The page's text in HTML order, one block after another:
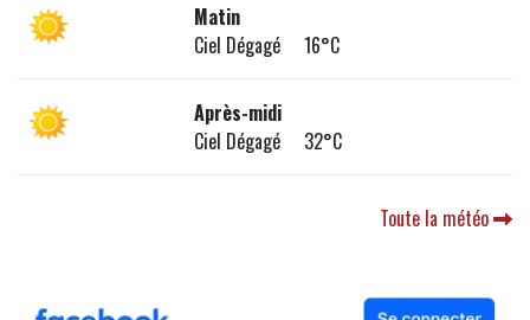
Matin
Ciel Dégagé 16°C
Après-midi
Ciel Dégagé 32°C
Toute la météo